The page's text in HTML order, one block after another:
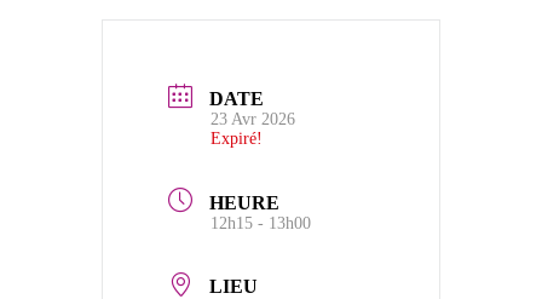
DATE
23 Avr 2026
Expiré!
HEURE
12h15 - 13h00
LIEU